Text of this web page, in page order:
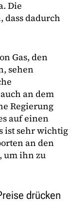
Die
dass dadurch
Gas, den
sehen
an dem
Regierung
auf einen
ist sehr wichtig
an den
um ihn zu
drücken